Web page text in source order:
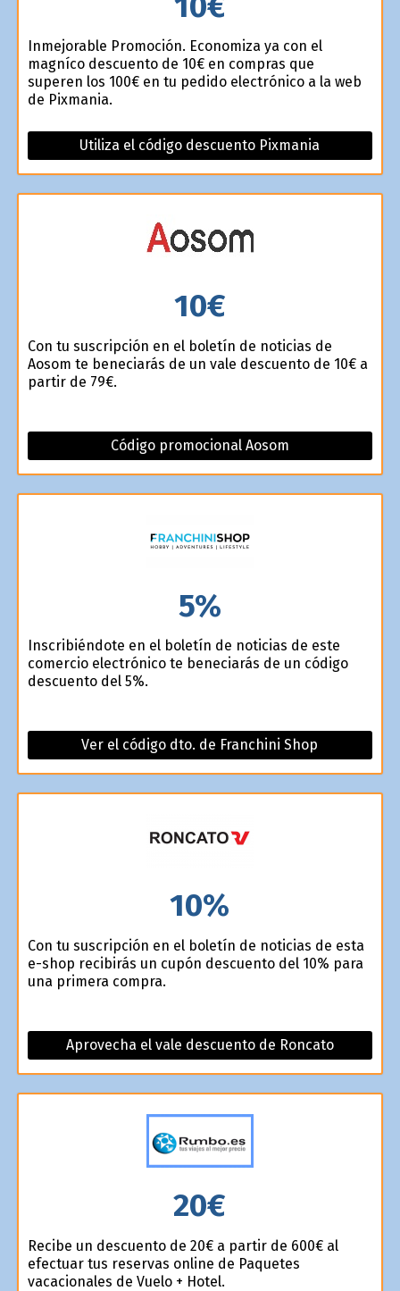
Inmejorable Promoción. Economiza ya con el
magnífico descuento de 10€ en compras que
superen los 100€ en tu pedido electrónico a la web
de Pixmania.
Utiliza el código descuento Pixmania
10€
Con tu suscripción en el boletín de noticias de
Aosom te beneficiarás de un vale descuento de 10€ a
partir de 79€.
Código promocional Aosom
5%
Inscribiéndote en el boletín de noticias de este
comercio electrónico te beneficiarás de un código
descuento del 5%.
Ver el código dto. de Franchini Shop
10%
Con tu suscripción en el boletín de noticias de esta
e-shop recibirás un cupón descuento del 10% para
una primera compra.
Aprovecha el vale descuento de Roncato
20€
Recibe un descuento de 20€ a partir de 600€ al
efectuar tus reservas online de Paquetes
vacacionales de Vuelo + Hotel.